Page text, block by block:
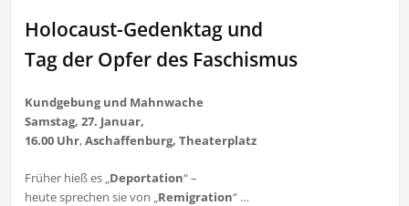
Holocaust-Gedenktag und
Tag der Opfer des Faschismus
Kundgebung und Mahnwache
Samstag, 27. Januar,
16.00 Uhr,Aschaffenburg, Theaterplatz
Früher hieß es „ Deportation“ –
heute sprechen sie von „ Remigration“ …